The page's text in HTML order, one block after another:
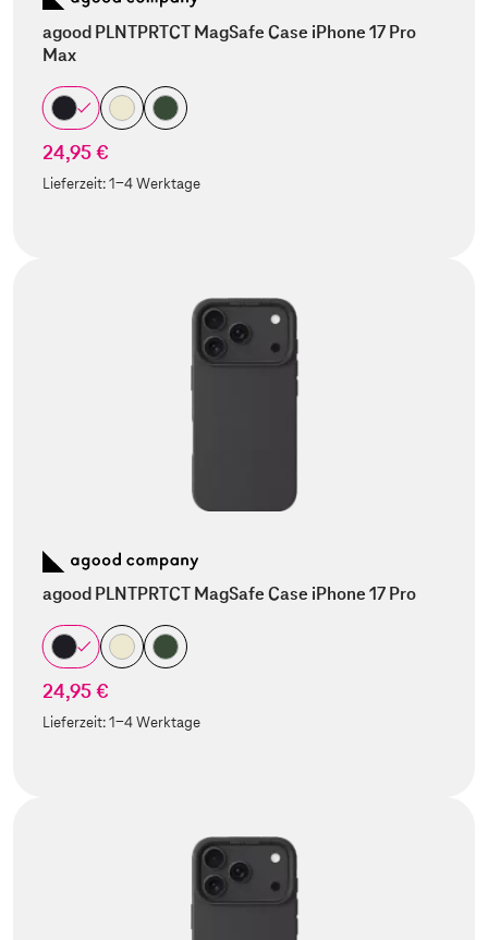
agood PLNTPRTCT MagSafe Case iPhone 17 Pro
Max
24,95 €
Lieferzeit:1-4 Werktage
agood PLNTPRTCT MagSafe Case iPhone 17 Pro
24,95 €
Lieferzeit:1-4 Werktage